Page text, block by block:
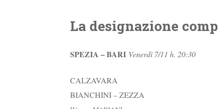
La designazione
SPEZIA – BARI Venerdì 7/11 h. 20:30
CALZAVARA
BIANCHINI – ZEZZA